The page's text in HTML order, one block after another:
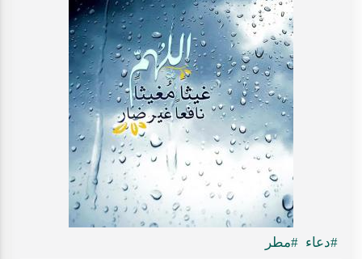
#دعاء #مطر